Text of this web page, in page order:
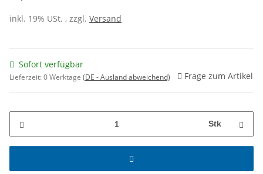
inkl. 19% USt. , zzgl. Versand
Sofort verfügbar
Lieferzeit:0 Werktage (DE - Ausland abweichend) Frage zum Artikel
Stk